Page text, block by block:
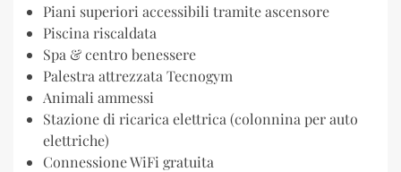
Piani superiori accessibili tramite ascensore
Piscina riscaldata
Spa & centro benessere
Palestra attrezzata Tecnogym
Animali ammessi
Stazione di ricarica elettrica (colonnina per auto
elettriche)
Connessione WiFi gratuita